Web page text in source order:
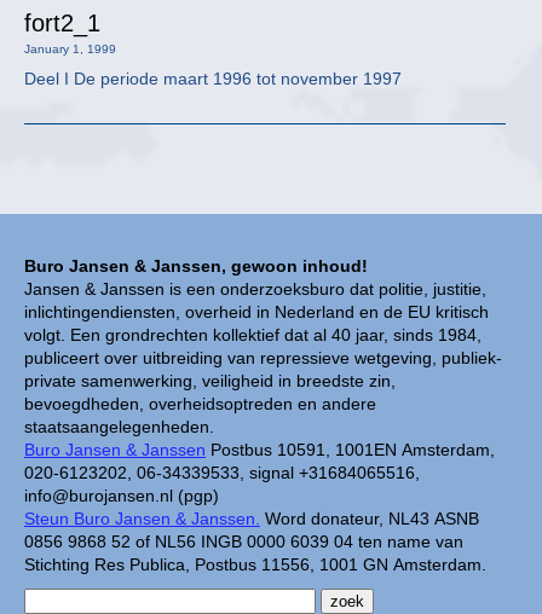
Buro Jansen & Janssen, gewoon inhoud!
Jansen & Janssen is een onderzoeksburo dat politie, justitie,
inlichtingendiensten, overheid in Nederland en de EU kritisch
volgt. Een grondrechten kollektief dat al 40 jaar, sinds 1984,
publiceert over uitbreiding van repressieve wetgeving, publiek-
private samenwerking, veiligheid in breedste zin,
bevoegdheden, overheidsoptreden en andere
staatsaangelegenheden.
Buro Jansen & Janssen Postbus 10591, 1001EN Amsterdam,
020-6123202, 06-34339533, signal +31684065516,
info@burojansen.nl (pgp)
Steun Buro Jansen & Janssen. Word donateur, NL43 ASNB
0856 9868 52 of NL56 INGB 0000 6039 04 ten name van
Stichting Res Publica, Postbus 11556, 1001 GN Amsterdam.
fort2_1
January 1, 1999
Deel I De periode maart 1996 tot november 1997